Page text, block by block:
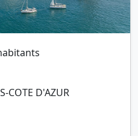
COTE D'AZUR